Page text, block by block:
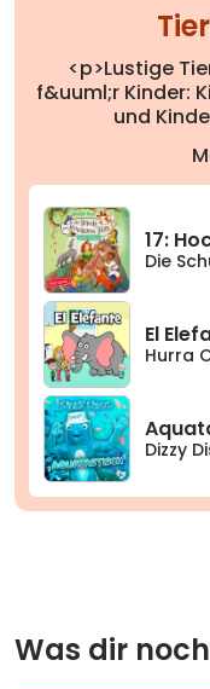
<p>Lustige
f&uuml;r Kinder:
und
17:
Die
El
Hurra
Dizzy
Was dir